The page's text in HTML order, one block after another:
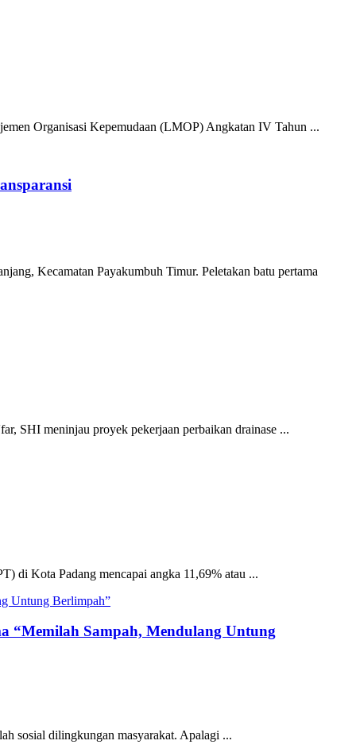
Organisasi Kepemudaan (LMOP) Angkatan IV Tahun ...
Kecamatan Payakumbuh Timur. Peletakan batu pertama
SHI meninjau proyek pekerjaan perbaikan drainase ...
di Kota Padang mencapai angka 11,69% atau ...
“Memilah Sampah, Mendulang Untung
sosial dilingkungan masyarakat. Apalagi ...